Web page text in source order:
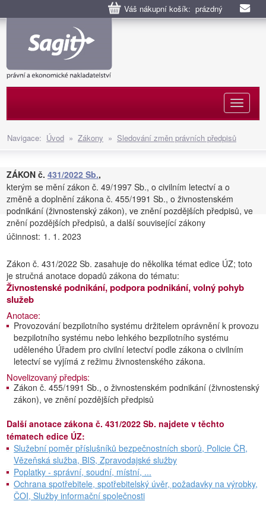
Váš nákupní košík: prázdný
Navigace: Úvod » Zákony » Sledování změn právních předpisů
ZÁKON č. 431/2022 Sb.,
kterým se mění zákon č. 49/1997 Sb., o civilním letectví a o
změně a doplnění zákona č. 455/1991 Sb., o živnostenském
podnikání (živnostenský zákon), ve znění pozdějších předpisů, ve
znění pozdějších předpisů, a další související zákony
účinnost: 1. 1. 2023
Zákon č. 431/2022 Sb. zasahuje do několika témat edice ÚZ; toto
je stručná anotace dopadů zákona do tématu:
Živnostenské podnikání, podpora podnikání, volný pohyb
služeb
Anotace:
Provozování bezpilotního systému držitelem oprávnění k provozu
bezpilotního systému nebo lehkého bezpilotního systému
uděleného Úřadem pro civilní letectví podle zákona o civilním
letectví se vyjímá z režimu živnostenského zákona.
Novelizovaný předpis:
Zákon č. 455/1991 Sb., o živnostenském podnikání (živnostenský
zákon), ve znění pozdějších předpisů
Další anotace zákona č. 431/2022 Sb. najdete v těchto
tématech edice ÚZ:
Služební poměr příslušníků bezpečnostních sborů, Policie ČR,
Vězeňská služba, BIS, Zpravodajské služby
Poplatky - správní, soudní, místní, ...
Ochrana spotřebitele, spotřebitelský úvěr, požadavky na výrobky,
ČOI, Služby informační společnosti